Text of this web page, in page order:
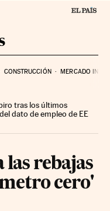
CONSTRUCCIÓN MERCADO
tras los últimos
dato de empleo de EE
rebajas
cero'